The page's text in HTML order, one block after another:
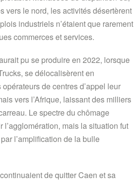
vers le nord, les activités désertèrent
industriels n’étaient que rarement
commerces et services.
pu se produire en 2022, lorsque
se délocalisèrent en
de centres d’appel leur
vers l’Afrique, laissant des milliers
Le spectre du chômage
l’agglomération, mais la situation fut
l’amplification de la bulle
de quitter Caen et sa